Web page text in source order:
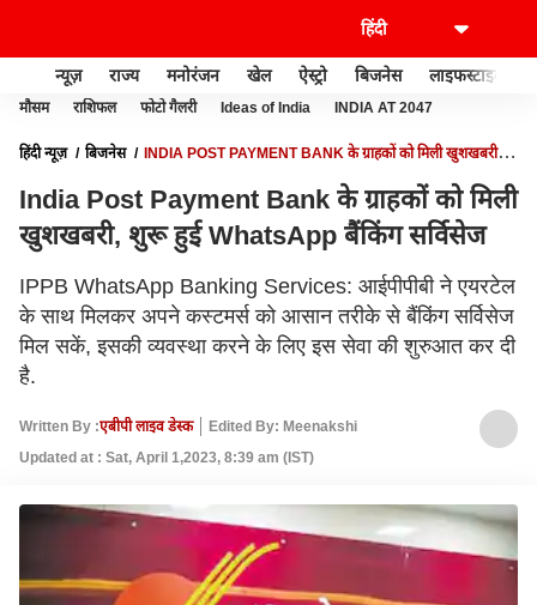
न्यूज़ राज्य मनोरंजन खेल ऐस्ट्रो बिजनेस लाइफस्टाइल
मौसम राशिफल फोटो गैलरी Ideas of India INDIA AT 2047
हिंदी न्यूज़ बिजनेस
INDIA POST PAYMENT BANK के ग्राहकों को मिली खुशखबरी,
India Post Payment Bank के ग्राहकों को मिली
खुशखबरी, शुरू हुई WhatsApp बैंकिंग सर्विसेज
IPPB WhatsApp Banking Services: आईपीपीबी ने एयरटेल
के साथ मिलकर अपने कस्टमर्स को आसान तरीके से बैंकिंग सर्विसेज
मिल सकें, इसकी व्यवस्था करने के लिए इस सेवा की शुरुआत कर दी
है.
Written By :एबीपी लाइव डेस्क
Edited By: Meenakshi
Updated at : Sat, April 1,2023, 8:39 am (IST)